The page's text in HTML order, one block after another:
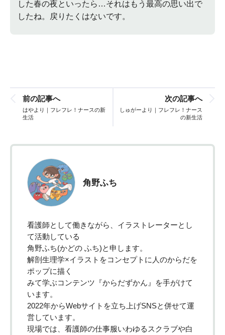
した春の夜といったら…それはもう最高の思い出で
したね。戻りたくはないです。
前の記事へ
はやより｜フレフレ！ナースの新
生活
次の記事へ
しゅがーより｜フレフレ！ナース
の新生活
角野ふち
看護師として働きながら、イラストレーターとし
て活動している
角野ふち(かどの ふち)と申します。
解剖生理学×イラストをコンセプトに人のからだを
ポップに描く
みて学ぶコンテンツ『からだずかん』を手がけて
います。
2022年からWebサイトを立ち上げSNSと併せて運
営しています。
現場では、看護師の仕事服いわゆるスクラブや白